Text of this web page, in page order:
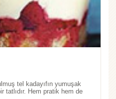
tel kadayıfın yumuşak
tatlıdır. Hem pratik hem de